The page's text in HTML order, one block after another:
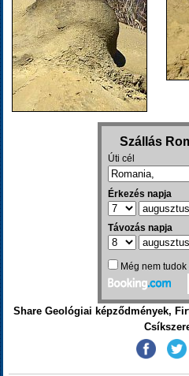
Share Geológiai képződmények,